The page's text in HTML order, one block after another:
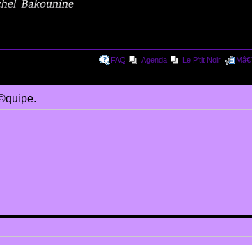
FAQ Agenda Le P'tit Noir